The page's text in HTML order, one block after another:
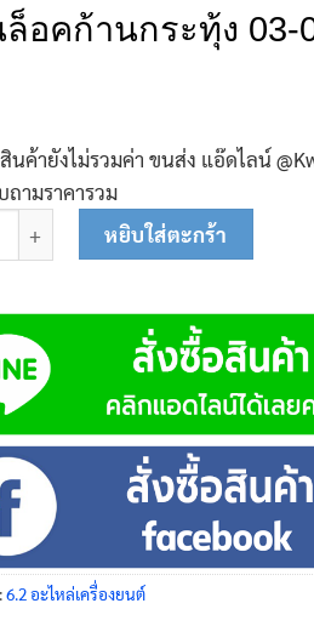
อคก้านกระทุ้ง 03-
นค้ายังไม่รวมค่า ขนส่ง แอ๊ดไลน์
ถามราคารวม
แผ่นล็อคก้านกระทุ้ง 03-0602 ชิ้น
หยิบใส่ตะกร้า
6.2 อะไหล่เครื่องยนต์